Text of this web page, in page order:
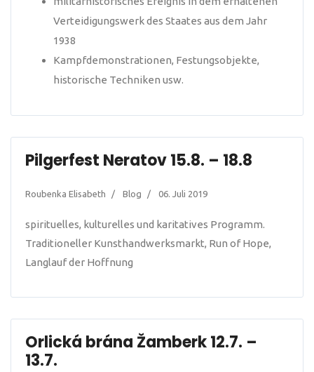
Verteidigungswerk des Staates aus dem Jahr
1938
Kampfdemonstrationen, Festungsobjekte,
historische Techniken usw.
Pilgerfest Neratov 15.8. – 18.8
Roubenka Elisabeth Blog 06. Juli 2019
spirituelles, kulturelles und karitatives Programm.
Traditioneller Kunsthandwerksmarkt, Run of Hope,
Langlauf der Hoffnung
Orlická brána Žamberk 12.7. –
13.7.